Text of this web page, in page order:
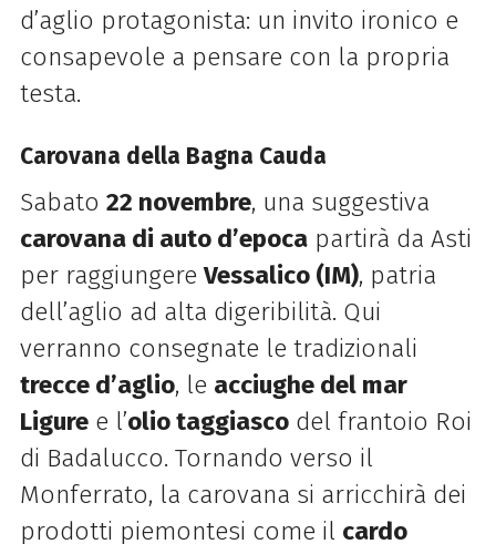
d’aglio protagonista: un invito ironico e
consapevole a pensare con la propria
testa.
Carovana della Bagna Cauda
Sabato 22 novembre, una suggestiva
carovana di auto d’epocapartirà da Asti
per raggiungereVessalico (IM), patria
dell’aglio ad alta digeribilità. Qui
verranno consegnate le tradizionali
trecce d’aglio, le acciughe del mar
Liguree l’olio taggiascodel frantoio Roi
di Badalucco. Tornando verso il
Monferrato, la carovana si arricchirà dei
prodotti piemontesi come il cardo